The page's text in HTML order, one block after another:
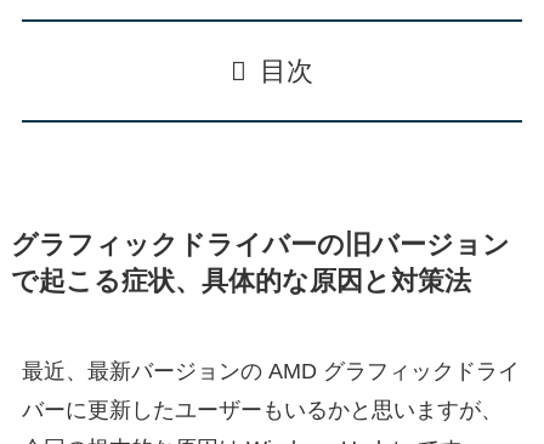
目次
グラフィックドライバーの旧バージョン
で起こる症状、具体的な原因と対策法
最近、最新バージョンの AMD グラフィックドライ
バーに更新したユーザーもいるかと思いますが、